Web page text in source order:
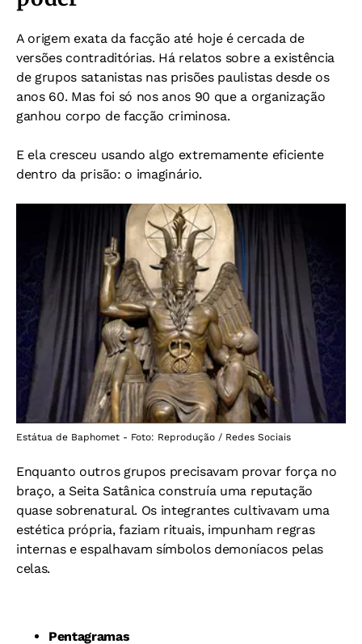
A origem exata da facção até hoje é cercada de
versões contraditórias. Há relatos sobre a existência
de grupos satanistas nas prisões paulistas desde os
anos 60. Mas foi só nos anos 90 que a organização
ganhou corpo de facção criminosa.
E ela cresceu usando algo extremamente eficiente
dentro da prisão: o imaginário.
Estátua de Baphomet - Foto: Reprodução / Redes Sociais
Enquanto outros grupos precisavam provar força no
braço, a Seita Satânica construía uma reputação
quase sobrenatural. Os integrantes cultivavam uma
estética própria, faziam rituais, impunham regras
internas e espalhavam símbolos demoníacos pelas
celas.
Pentagramas